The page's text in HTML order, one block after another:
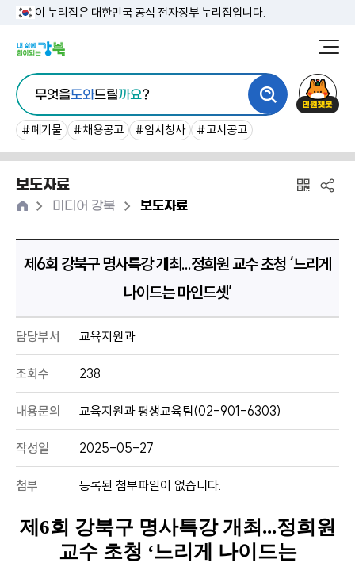
이 누리집은 대한민국 공식 전자정부 누리집입니다.
청
통
합
검
색
무엇을도와드릴까요?
#폐기물 #채용공고 #임시청사 #고시공고
원
보도자료
홈 >미디어 강북 >보도자료
제6회 강북구 명사특강 개최...정희원 교수 초청 ‘느리게
나이드는 마인드셋’
담당부서 교육지원과
조회수 238
내용문의 교육지원과 평생교육팀(02-901-6303)
작성일 2025-05-27
첨부 등록된 첨부파일이 없습니다.
제 6회 강북구 명사특강 개최 ...정희원
교수 초청 ‘느리게 나이드는